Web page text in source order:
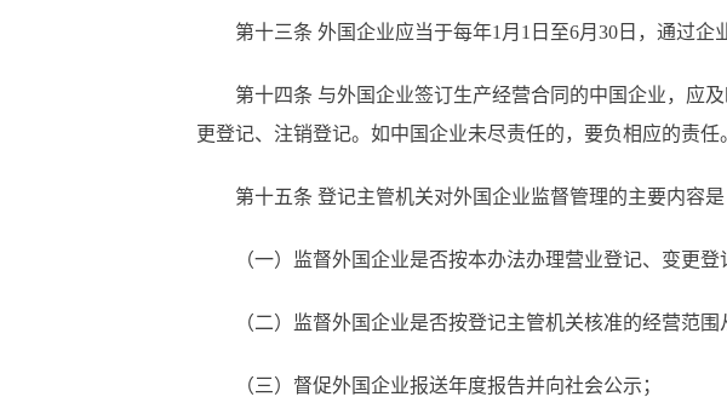
第十三条 外国企业应当于每年1月1日至6月30日，通过
第十四条 与外国企业签订生产经营合同的中国企业，应
更登记、注销登记。如中国企业未尽责任的，要负相应的责任
第十五条 登记主管机关对外国企业监督管理的主要内容
（一）监督外国企业是否按本办法办理营业登记、变更登
（二）监督外国企业是否按登记主管机关核准的经营范围
（三）督促外国企业报送年度报告并向社会公示；